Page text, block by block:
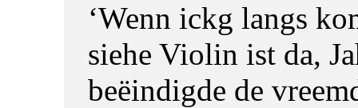
‘Wenn ickg langs
siehe Violin ist da,
beëindigde de